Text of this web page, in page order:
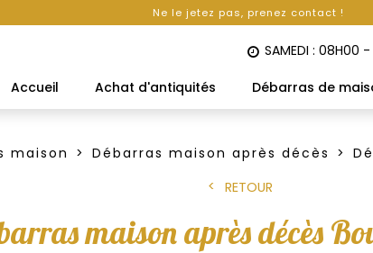
Ne le jetez pas, prenez contact !
SAMEDI : 08H00
Accueil Achat d'antiquités Débarras de
maison Débarras maison après décès
RETOUR
maison après décès